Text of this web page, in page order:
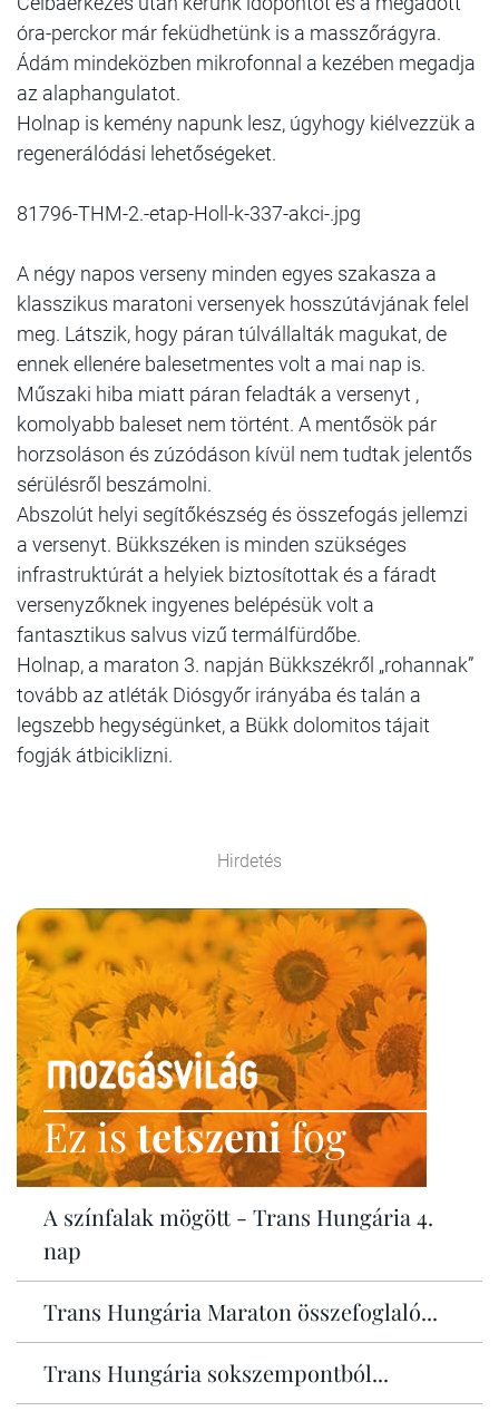
óra-perckor már feküdhetünk is a masszőrágyra.
Ádám mindeközben mikrofonnal a kezében megadja
az alaphangulatot.
Holnap is kemény napunk lesz, úgyhogy kiélvezzük a
regenerálódási lehetőségeket.
81796-THM-2.-etap-Holl-k-337-akci-.jpg
A négy napos verseny minden egyes szakasza a
klasszikus maratoni versenyek hosszútávjának felel
meg. Látszik, hogy páran túlvállalták magukat, de
ennek ellenére balesetmentes volt a mai nap is.
Műszaki hiba miatt páran feladták a versenyt ,
komolyabb baleset nem történt. A mentősök pár
horzsoláson és zúzódáson kívül nem tudtak jelentős
sérülésről beszámolni.
Abszolút helyi segítőkészség és összefogás jellemzi
a versenyt. Bükkszéken is minden szükséges
infrastruktúrát a helyiek biztosítottak és a fáradt
versenyzőknek ingyenes belépésük volt a
fantasztikus salvus vizű termálfürdőbe.
Holnap, a maraton 3. napján Bükkszékről „rohannak”
tovább az atléták Diósgyőr irányába és talán a
legszebb hegységünket, a Bükk dolomitos tájait
fogják átbiciklizni.
Hirdetés
Ez istetszenifog
A színfalak mögött - Trans Hungária 4.
nap
Trans Hungária Maraton összefoglaló...
Trans Hungária sokszempontból...